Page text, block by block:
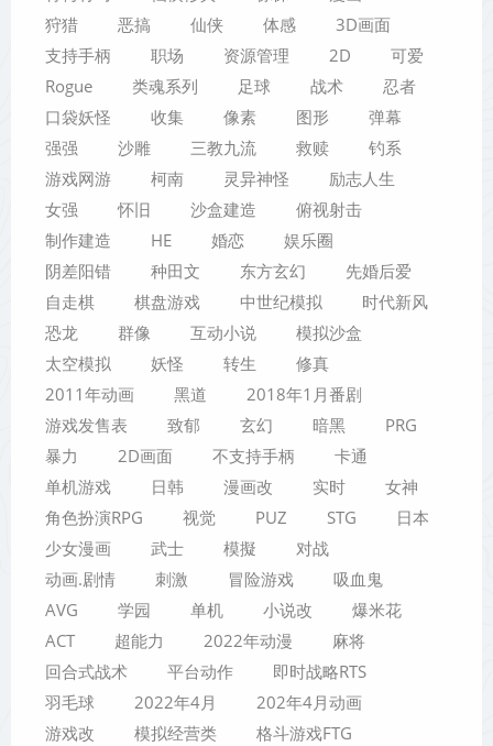
狩猎
恶搞 仙侠 体感
3D画面
支持手柄
职场 资源管理 2D
可爱
Rogue
类魂系列 足球 战术
忍者
口袋妖怪
收集 像素 图形
弹幕
强强
沙雕 三教九流 救赎
钓系
游戏网游
柯南 灵异神怪
励志人生
女强
怀旧 沙盒建造
俯视射击
制作建造
HE 婚恋
娱乐圈
阴差阳错
种田文 东方玄幻
先婚后爱
自走棋
棋盘游戏 中世纪模拟
时代新风
恐龙
群像 互动小说
模拟沙盒
太空模拟
妖怪 转生
修真
2011年动画
黑道
2018年1月番剧
游戏发售表
致郁 玄幻 暗黑
PRG
暴力
2D画面 不支持手柄
卡通
单机游戏
日韩 漫画改 实时
女神
角色扮演RPG
视觉 PUZ STG
日本
少女漫画
武士 模擬
对战
动画.剧情
刺激 冒险游戏
吸血鬼
AVG
学园 单机 小说改
爆米花
ACT
超能力 2022年动漫
麻将
回合式战术
平台动作
即时战略RTS
羽毛球
2022年4月
202年4月动画
游戏改
模拟经营类
格斗游戏FTG